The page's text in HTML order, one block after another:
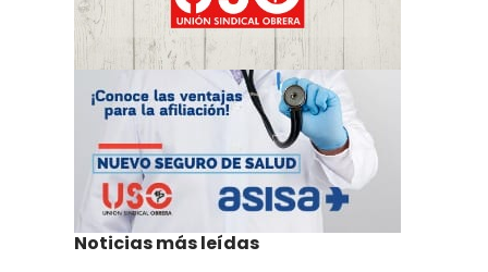
Noticias más leídas